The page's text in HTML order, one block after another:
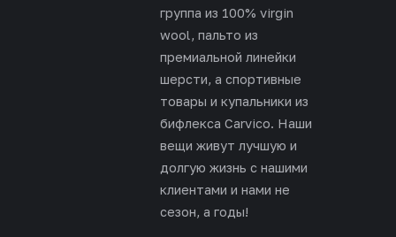
группа из 100% virgin
wool, пальто из
премиальной линейки
шерсти, а спортивные
товары и купальники из
бифлекса Carvico. Наши
вещи живут лучшую и
долгую жизнь с нашими
клиентами и нами не
сезон, а годы!